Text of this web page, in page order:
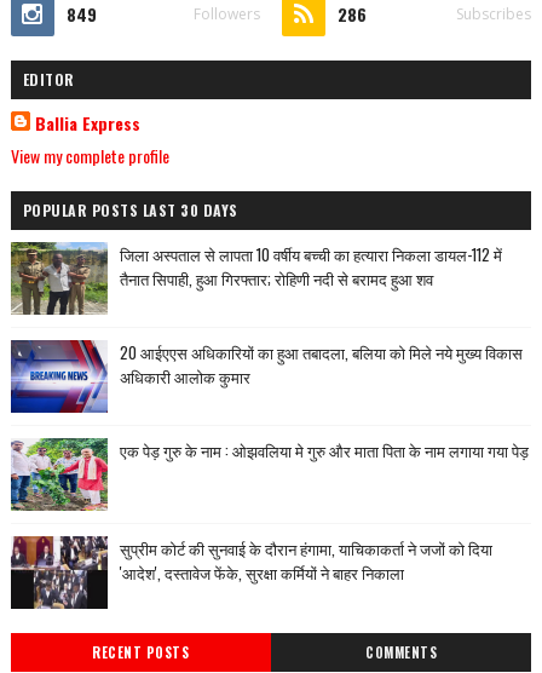
849 Followers 286 Subscribes
EDITOR
Ballia Express
View my complete profile
POPULAR POSTS LAST 30 DAYS
जिला अस्पताल से लापता 10 वर्षीय बच्ची का हत्यारा निकला डायल-112 में
तैनात सिपाही, हुआ गिरफ्तार; रोहिणी नदी से बरामद हुआ शव
20 आईएएस अधिकारियों का हुआ तबादला, बलिया को मिले नये मुख्य विकास
अधिकारी आलोक कुमार
एक पेड़ गुरु के नाम : ओझवलिया मे गुरु और माता पिता के नाम लगाया गया पेड़
सुप्रीम कोर्ट की सुनवाई के दौरान हंगामा, याचिकाकर्ता ने जजों को दिया
'आदेश', दस्तावेज फेंके, सुरक्षा कर्मियों ने बाहर निकाला
RECENT POSTS COMMENTS